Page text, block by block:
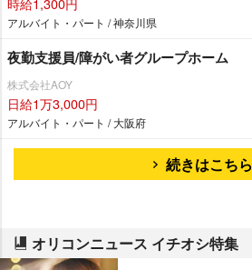
アルバイト・パート / 神奈川県
夜勤支援員/障がい者グループホーム
株式会社AOY
日給1万3,000円
アルバイト・パート / 大阪府
続きはこちら
オリコンニュース イチオシ特集